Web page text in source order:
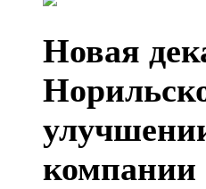
Новая
компании